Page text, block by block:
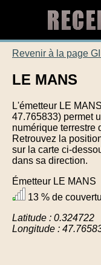
Revenir à la page
LE MANS
L'émetteur LE
47.765833) permet
numérique terrestre
Retrouvez la
sur la carte ci-
dans sa direction.
Émetteur LE MANS
13 % de
Latitude : 0.324722
Longitude :